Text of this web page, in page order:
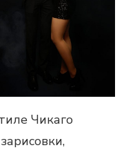
Чикаго